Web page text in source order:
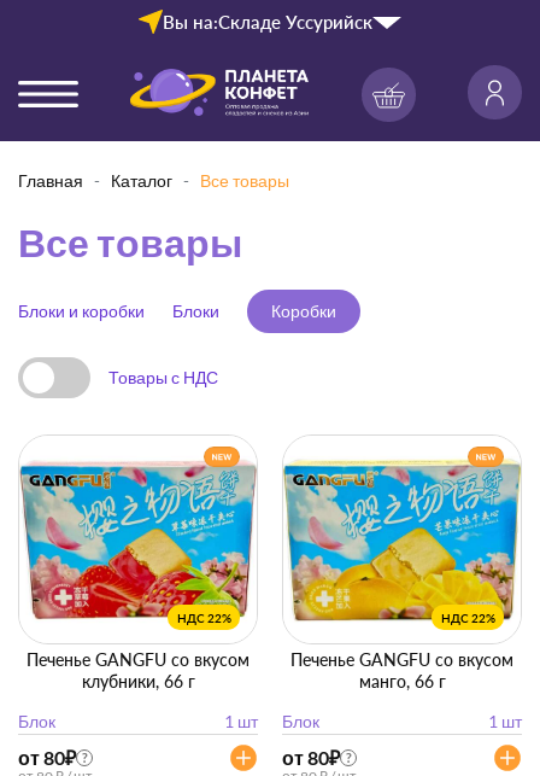
Вы на:Складе Уссурийск
Главная Каталог Все товары
Все товары
Блоки и коробки Блоки Коробки
Товары с НДС
НДС 22%
Печенье GANGFU со вкусом
клубники, 66 г
Блок
1 шт
от 80₽ ?
НДС 22%
Печенье GANGFU со вкусом
манго, 66 г
Блок
1 шт
от 80₽ ?